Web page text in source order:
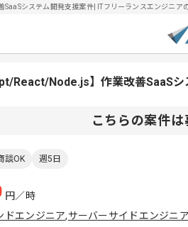
SaaSシステム開発支援案件| ITフリーランスエンジニ
React/Node.js】作業改善SaaS
こちらの案件
談OK 週5日
円／時
ドエンジニア,サーバーサイドエンジニ